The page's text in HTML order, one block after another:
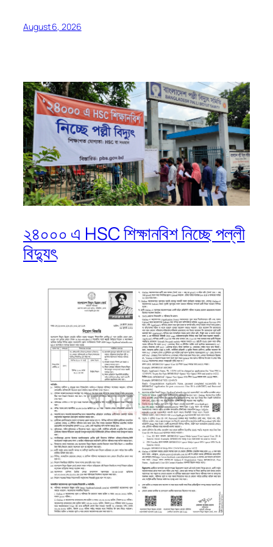
August 6, 2026
২৪০০০ এ HSC শিক্ষানবিশ নিচ্ছে পল্লী
বিদ্যুৎ